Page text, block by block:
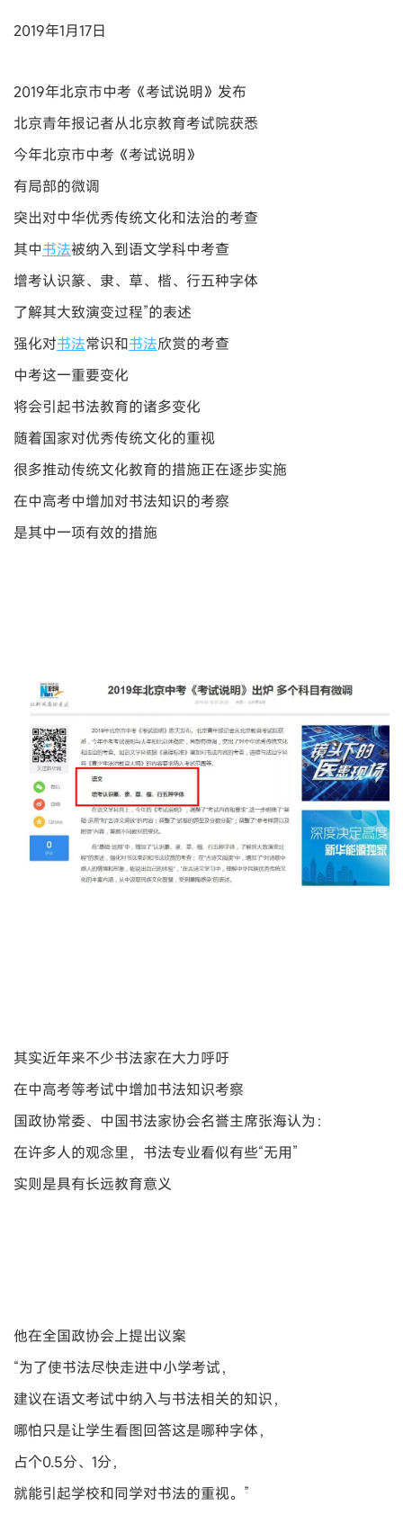
2019年1月17日
2019年北京市中考《考试说明》发布
北京青年报记者从北京教育考试院获悉
今年北京市中考《考试说明》
有局部的微调
突出对中华优秀传统文化和法治的考查
其中书法被纳入到语文学科中考查
增考认识篆、隶、草、楷、行五种字体
了解其大致演变过程”的表述
强化对书法常识和书法欣赏的考查
中考这一重要变化
将会引起书法教育的诸多变化
随着国家对优秀传统文化的重视
很多推动传统文化教育的措施正在逐步实施
在中高考中增加对书法知识的考察
是其中一项有效的措施
其实近年来不少书法家在大力呼吁
在中高考等考试中增加书法知识考察
国政协常委、中国书法家协会名誉主席张海认为：
在许多人的观念里，书法专业看似有些“无用”
实则是具有长远教育意义
他在全国政协会上提出议案
“为了使书法尽快走进中小学考试，
建议在语文考试中纳入与书法相关的知识，
哪怕只是让学生看图回答这是哪种字体，
占个0.5分、1分，
就能引起学校和同学对书法的重视。”